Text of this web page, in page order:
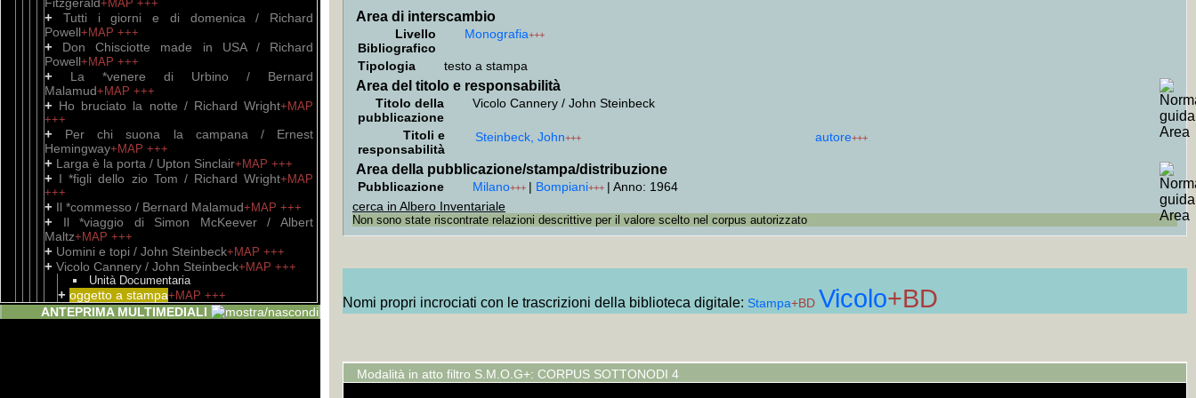
+MAP +++
+ Tutti i giorni e di domenica / Richard
Powell+MAP +++
+ Don Chisciotte made in USA / Richard
Powell+MAP +++
+ La *venere di Urbino / Bernard
Malamud+MAP +++
+ Ho bruciato la notte / Richard Wright+MAP
+++
+ Per chi suona la campana / Ernest
Hemingway+MAP +++
+ Larga è la porta / Upton Sinclair+MAP +++
+ I *figli dello zio Tom / Richard Wright+MAP
+++
+ Il *commesso / Bernard Malamud+MAP +++
+
Il *viaggio di Simon McKeever / Albert
Maltz+MAP +++
+ Uomini e topi / John Steinbeck+MAP +++
+ Vicolo Cannery / John Steinbeck+MAP +++
Unità Documentaria
+ oggetto a stampa+MAP +++
+Furore / John Steinbeck+MAP+++
ANTEPRIMA MULTIMEDIALI
Area di interscambio
Livello
Bibliografico
Monografia+++
Tipologia testo a stampa
Area del titolo e responsabilità
Titolo della
pubblicazione
Vicolo Cannery / John Steinbeck
Titoli e
responsabilità
Steinbeck, John+++ autore+++
Area della pubblicazione/stampa/distribuzione
Pubblicazione Milano+++ | Bompiani+++ | Anno: 1964
cerca in Albero Inventariale
Non sono state riscontrate relazioni descrittive per il valore scelto nel corpus autorizzato
Nomi propri incrociati con le trascrizioni della biblioteca digitale: Stampa+BD Vicolo+BD
Modalità in atto filtro S.M.O.G+: CORPUS SOTTONODI 4